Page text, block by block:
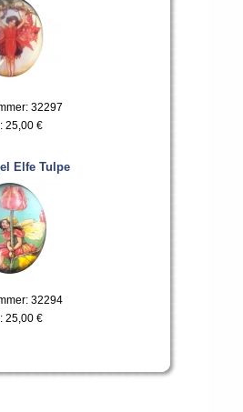
32297
25,00 €
Elfe Tulpe
32294
25,00 €